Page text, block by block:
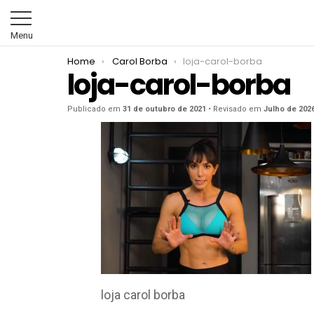
Menu
You are here:
Home Carol Borba loja-carol-borba
loja-carol-borba
Publicado em 31 de outubro de 2021 • Revisado em Julho de
loja carol borba